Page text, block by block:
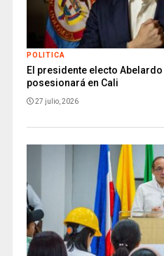
POLITICA
El presidente electo
posesionará en Cali
27 julio, 2026